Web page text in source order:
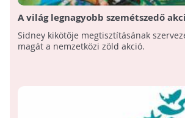
A világ legnagyobb szemétszedő
Sidney kikötője megtisztításának
magát a nemzetközi zöld akció.